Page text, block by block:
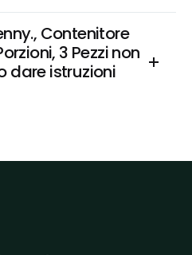
Contenitore
3 Pezzi non
dare istruzioni